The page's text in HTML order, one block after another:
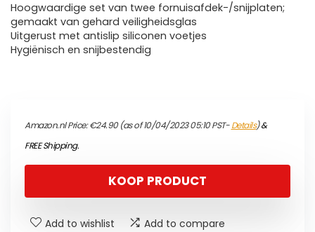
Hoogwaardige set van twee fornuisafdek-/snijplaten;
gemaakt van gehard veiligheidsglas
Uitgerust met antislip siliconen voetjes
Hygiënisch en snijbestendig
Amazon.nl Price:€24.90(as of 10/04/2023 05:10 PST-Details)&
FREE Shipping.
KOOP PRODUCT
Add to wishlist Add to compare